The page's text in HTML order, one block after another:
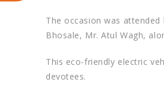
The occasion was
Bhosale, Mr. Atul Wagh,
This eco-friendly electric
devotees.